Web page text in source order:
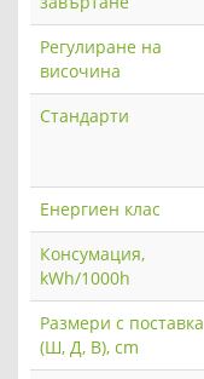
Регулиране на
височина
Стандарти
Енергиен клас
Консумация,
kWh/1000h
Размери с поставка
(Ш, Д, В), cm